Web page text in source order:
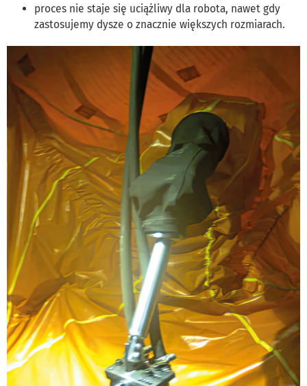
proces nie staje się uciążliwy dla robota, nawet gdy
zastosujemy dysze o znacznie większych rozmiarach.